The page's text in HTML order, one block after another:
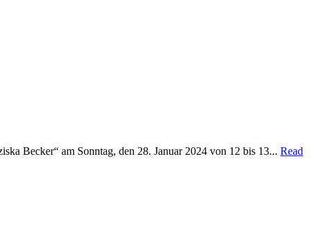
Becker“ am Sonntag, den 28. Januar 2024 von 12 bis 13... Read